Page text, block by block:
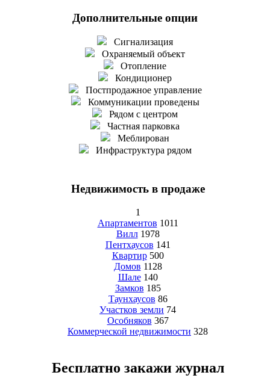
Дополнительные опции
Сигнализация
Охраняемый объект
Отопление
Кондиционер
Постпродажное управление
Коммуникации проведены
Рядом с центром
Частная парковка
Меблирован
Инфраструктура рядом
Недвижимость в продаже
1
Апартаментов 1011
Вилл 1978
Пентхаусов 141
Квартир 500
Домов 1128
Шале 140
Замков 185
Таунхаусов 86
Участков земли 74
Особняков 367
Коммерческой недвижимости 328
Бесплатно закажи журнал